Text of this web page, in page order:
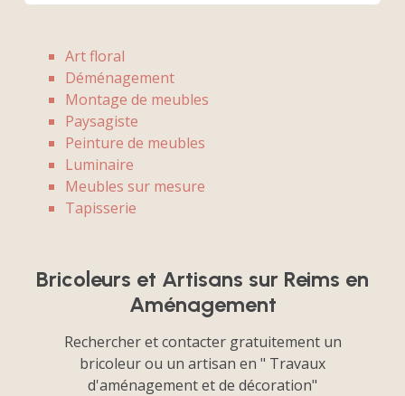
Art floral
Déménagement
Montage de meubles
Paysagiste
Peinture de meubles
Luminaire
Meubles sur mesure
Tapisserie
Bricoleurs et Artisans sur Reims en
Aménagement
Rechercher et contacter gratuitement un
bricoleur ou un artisan en " Travaux
d'aménagement et de décoration"